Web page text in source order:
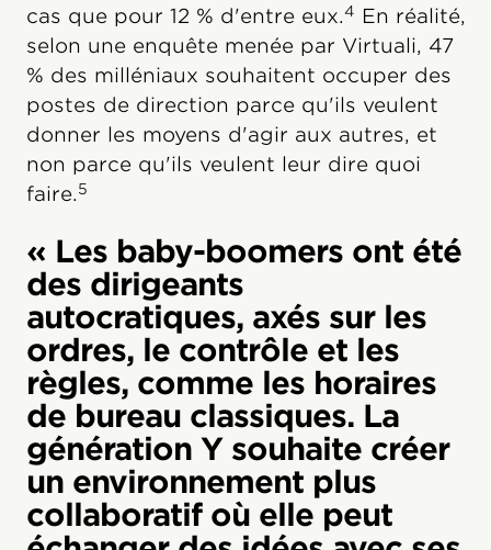
cas que pour 12 % d'entre eux.4 En réalité,
selon une enquête menée par Virtuali, 47
% des milléniaux souhaitent occuper des
postes de direction parce qu'ils veulent
donner les moyens d'agir aux autres, et
non parce qu'ils veulent leur dire quoi
faire.5
« Les baby-boomers ont été
des dirigeants
autocratiques, axés sur les
ordres, le contrôle et les
règles, comme les horaires
de bureau classiques. La
génération Y souhaite créer
un environnement plus
collaboratif où elle peut